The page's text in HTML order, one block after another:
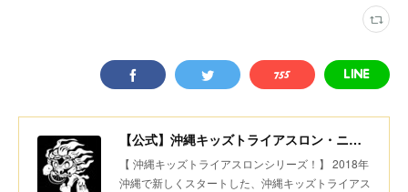
【公式】沖縄キッズトライアスロン・ニコニコちびっ子デュアスロン・美ら島スポーツ
【 沖縄キッズトライアスロンシリーズ！】 2018年
沖縄で新しくスタートした、沖縄キッズトライアス